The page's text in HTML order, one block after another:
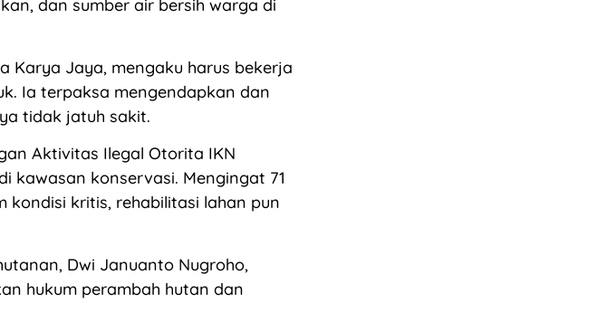
dan sumber air bersih warga di
Karya Jaya, mengaku harus bekerja
Ia terpaksa mengendapkan dan
tidak jatuh sakit.
Aktivitas Ilegal Otorita IKN
kawasan konservasi. Mengingat 71
kondisi kritis, rehabilitasi lahan pun
Dwi Januanto Nugroho,
hukum perambah hutan dan